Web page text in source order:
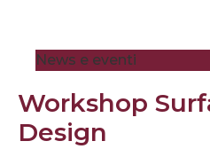
News e eventi
Workshop
Design